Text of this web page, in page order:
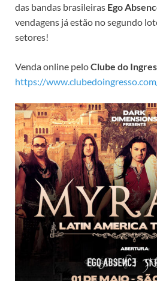
das bandas brasileiras Ego
vendagens já estão no segundo
setores!
Venda online peloClube do
https://